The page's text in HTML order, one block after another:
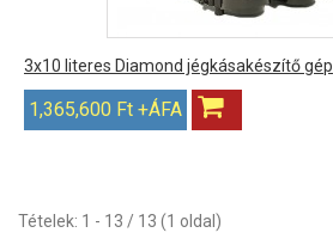
3x10 literes Diamond jégkásakészítő gép
1,365,600 Ft +ÁFA
Tételek: 1 - 13 / 13 (1 oldal)